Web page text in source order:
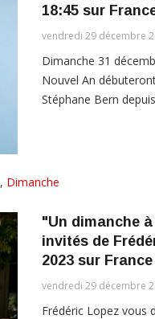
18:45 sur
vendredi 29 décembre
Dimanche 31
Nouvel An
Stéphane Bern
, Dimanche
"Un dimanche
invités de
2023 sur France
vendredi 29 décembre
Frédéric Lopez vous